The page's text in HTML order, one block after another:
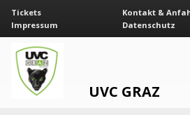
Tickets
Kontakt &
Impressum
Datenschutz
UVC GRAZ